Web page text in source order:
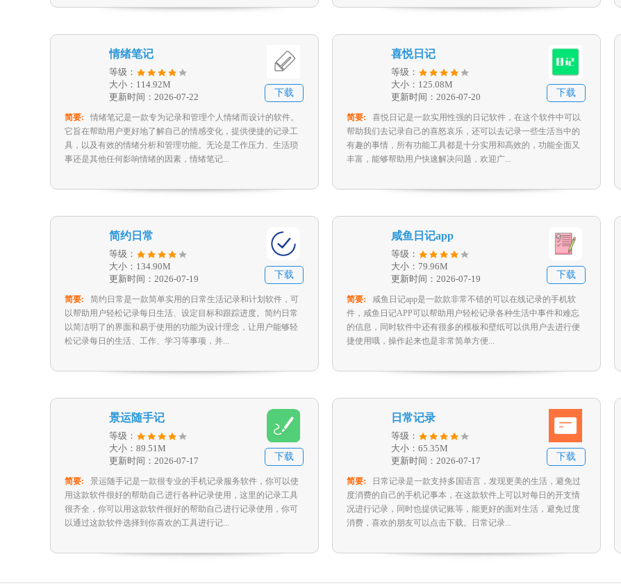
情绪笔记
等级：
大小：114.92M
更新时间：2026-07-22
下载
简要:
情绪笔记是一款专为记录和管理个人情绪而设计的软件。
它旨在帮助用户更好地了解自己的情感变化，提供便捷的记录工
具，以及有效的情绪分析和管理功能。无论是工作压力、生活琐
事还是其他任何影响情绪的因素，情绪笔记...
喜悦日记
等级：
大小：125.08M
更新时间：2026-07-20
下载
简要:
喜悦日记是一款实用性强的日记软件，在这个软件中可以
帮助我们去记录自己的喜怒哀乐，还可以去记录一些生活当中的
有趣的事情，所有功能工具都是十分实用和高效的，功能全面又
丰富，能够帮助用户快速解决问题，欢迎广...
简约日常
等级：
大小：134.90M
更新时间：2026-07-19
下载
简要:
简约日常是一款简单实用的日常生活记录和计划软件，可
以帮助用户轻松记录每日生活、设定目标和跟踪进度。简约日常
以简洁明了的界面和易于使用的功能为设计理念，让用户能够轻
松记录每日的生活、工作、学习等事项，并...
咸鱼日记app
等级：
大小：79.96M
更新时间：2026-07-19
下载
简要:
咸鱼日记app是一款款非常不错的可以在线记录的手机软
件，咸鱼日记APP可以帮助用户轻松记录各种生活中事件和难忘
的信息，同时软件中还有很多的模板和壁纸可以供用户去进行便
捷使用哦，操作起来也是非常简单方便...
景运随手记
等级：
大小：89.51M
更新时间：2026-07-17
下载
简要:
景运随手记是一款很专业的手机记录服务软件，你可以使
用这款软件很好的帮助自己进行各种记录使用，这里的记录工具
很齐全，你可以用这款软件很好的帮助自己进行记录使用，你可
以通过这款软件选择到你喜欢的工具进行记...
日常记录
等级：
大小：65.35M
更新时间：2026-07-17
下载
简要:
日常记录是一款支持多国语言，发现更美的生活，避免过
度消费的自己的手机记事本，在这款软件上可以对每日的开支情
况进行记录，同时也提供记账等，能更好的面对生活，避免过度
消费，喜欢的朋友可以点击下载。日常记录...